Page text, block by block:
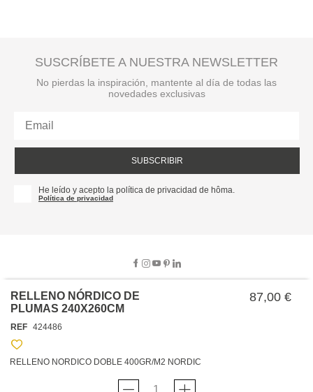
RELLENO NÓRDICO DE
PLUMAS 240X260CM
87,00 €
REF 424486
RELLENO NORDICO DOBLE 400GR/M2 NORDIC
SUSCRÍBETE A NUESTRA NEWSLETTER
No pierdas la inspiración, mantente al día de todas las
novedades exclusivas
SUBSCRIBIR
He leído y acepto la política de privacidad de hôma.
Política de privacidad
SOBRE NOSOTROS
TRABAJA CON NOSOTROS
POLÍTICAS
PROTECCIÓN DE DATOS